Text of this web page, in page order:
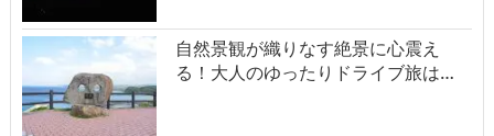
自然景観が織りなす絶景に心震え
る！大人のゆったりドライブ旅は…